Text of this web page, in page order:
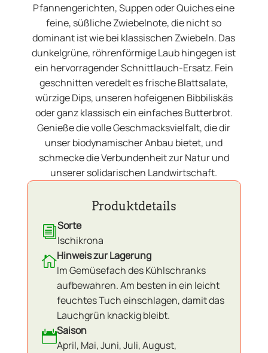
Pfannengerichten, Suppen oder Quiches eine
feine, süßliche Zwiebelnote, die nicht so
dominant ist wie bei klassischen Zwiebeln. Das
dunkelgrüne, röhrenförmige Laub hingegen ist
ein hervorragender Schnittlauch-Ersatz. Fein
geschnitten veredelt es frische Blattsalate,
würzige Dips, unseren hofeigenen Bibbiliskäs
oder ganz klassisch ein einfaches Butterbrot.
Genieße die volle Geschmacksvielfalt, die dir
unser biodynamischer Anbau bietet, und
schmecke die Verbundenheit zur Natur und
unserer solidarischen Landwirtschaft.
Produktdetails
iSorte
Ischikrona
Hinweis zur Lagerung
Im Gemüsefach des Kühlschranks
aufbewahren. Am besten in ein leicht
feuchtes Tuch einschlagen, damit das
Lauchgrün knackig bleibt.
Saison
April, Mai, Juni, Juli, August,